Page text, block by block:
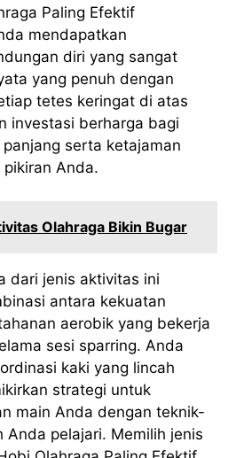
Paling Efektif
mendapatkan
diri yang sangat
yang penuh dengan
tetes keringat di atas
investasi berharga bagi
serta ketajaman
Anda.
Olahraga Bikin Bugar
dari jenis aktivitas ini
antara kekuatan
aerobik yang bekerja
sesi sparring. Anda
kaki yang lincah
strategi untuk
main Anda dengan teknik-
Anda pelajari. Memilih jenis